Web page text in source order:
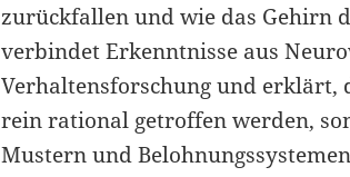
zurückfallen und wie das Gehirn
verbindet Erkenntnisse aus
Verhaltensforschung und erklärt,
rein rational getroffen werden,
Mustern und